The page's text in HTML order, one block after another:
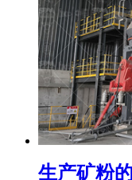
生产矿粉